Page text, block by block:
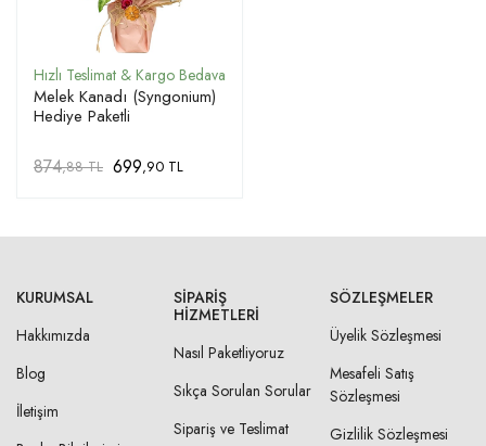
Melek Kanadı (Syngonium)
Hediye Paketli
874,88 TL 699,90 TL
KURUMSAL
Hakkımızda
Blog
İletişim
SIPARIŞ
HIZMETLERI
Nasıl Paketliyoruz
Sıkça Sorulan Sorular
Sipariş ve Teslimat
SÖZLEŞMELER
Üyelik Sözleşmesi
Mesafeli Satış
Sözleşmesi
Gizlilik Sözleşmesi